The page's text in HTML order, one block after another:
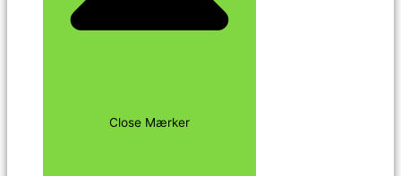
Close Mærker